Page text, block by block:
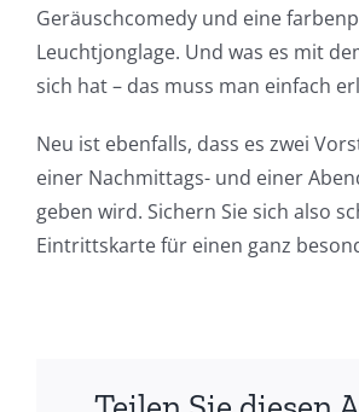
Geräuschcomedy und eine
Leuchtjonglage. Und was es mit
sich hat – das muss man einfach
Neu ist ebenfalls, dass es zwei
einer Nachmittags- und einer
geben wird. Sichern Sie sich also
Eintrittskarte für einen ganz